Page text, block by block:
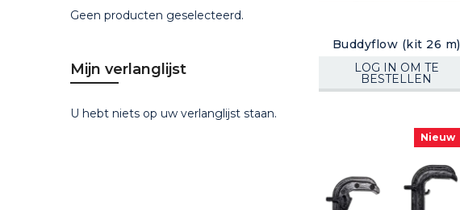
Buddyflow (kit 26 m)
LOG IN OM TE
BESTELLEN
Nieuw
Geen producten geselecteerd.
Mijn verlanglijst
U hebt niets op uw verlanglijst staan.